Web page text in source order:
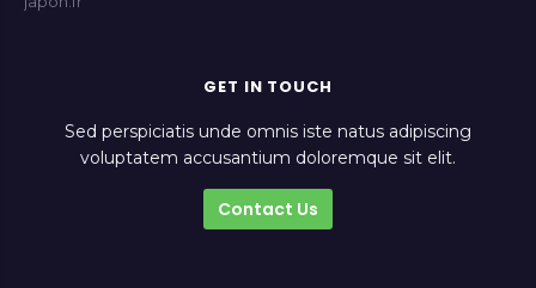
GET IN TOUCH
Sed perspiciatis unde omnis iste natus adipiscing
voluptatem accusantium doloremque sit elit.
Contact Us